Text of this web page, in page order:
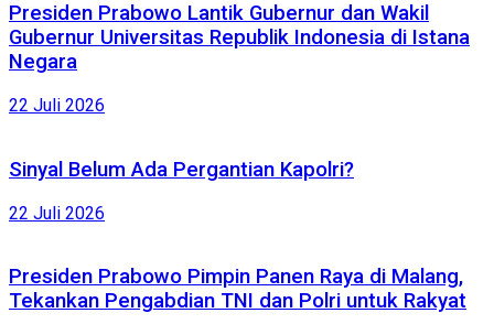
Presiden Prabowo Lantik Gubernur dan Wakil
Gubernur Universitas Republik Indonesia di Istana
Negara
22 Juli 2026
Sinyal Belum Ada Pergantian Kapolri?
22 Juli 2026
Presiden Prabowo Pimpin Panen Raya di Malang,
Tekankan Pengabdian TNI dan Polri untuk Rakyat